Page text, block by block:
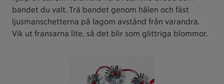
bandet du valt. Trä bandet genom hålen och fäst
ljusmanschetterna på lagom avstånd från varandra.
Vik ut fransarna lite, så det blir som glittriga blommor.